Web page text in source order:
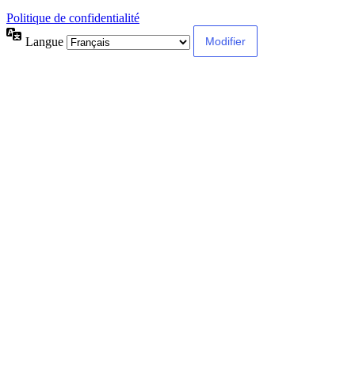
Politique de confidentialité
Langue